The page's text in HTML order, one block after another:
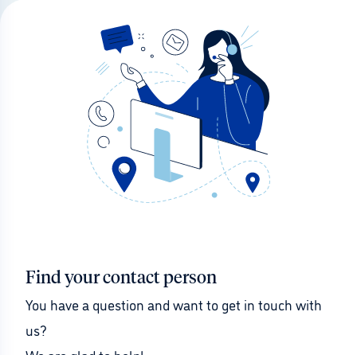
Find your contact person
You have a question and want to get in touch with
us?